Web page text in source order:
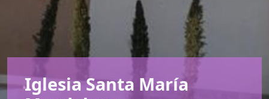
Iglesia Santa María